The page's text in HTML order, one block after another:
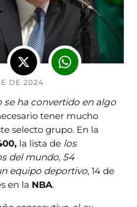
DE 2024
se ha convertido en algo
tener mucho
selecto grupo. En la
la lista de los
del mundo, 54
equipo deportivo, 14 de
en la NBA.